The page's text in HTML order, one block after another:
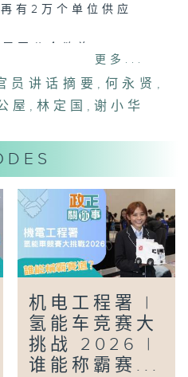
有2万个单位供应
更多...
员讲话摘要 , 何永贤 ,
屋 ,林定国 ,谢小华
机电工程署 |
氢能车竞赛大
挑战 2026 |
谁能称霸赛...